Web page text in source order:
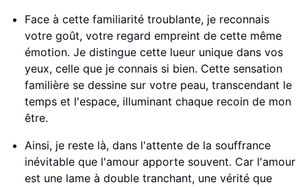
Face à cette familiarité troublante, je reconnais
votre goût, votre regard empreint de cette même
émotion. Je distingue cette lueur unique dans vos
yeux, celle que je connais si bien. Cette sensation
familière se dessine sur votre peau, transcendant le
temps et l'espace, illuminant chaque recoin de mon
être.
Ainsi, je reste là, dans l'attente de la souffrance
inévitable que l'amour apporte souvent. Car l'amour
est une lame à double tranchant, une vérité que